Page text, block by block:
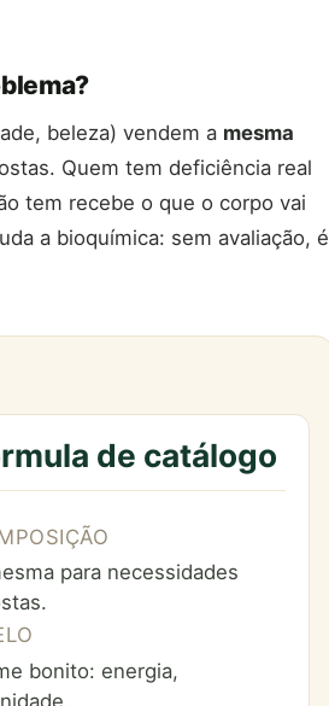
beleza) vendem a mesma
Quem tem deficiência real
tem recebe o que o corpo vai
a bioquímica: sem avaliação, é
de catálogo
para necessidades
bonito: energia,